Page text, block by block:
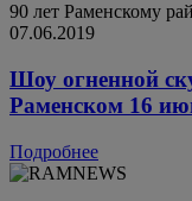
90 лет Раменскому
07.06.2019
Шоу огненной
Раменском 16
Подробнее